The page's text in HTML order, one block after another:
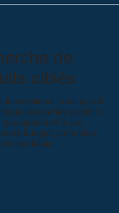
de
ciblés
International Trading Ltd.
de trouver les produits
qui répondent à vos
budget, votre plan
vos délais.